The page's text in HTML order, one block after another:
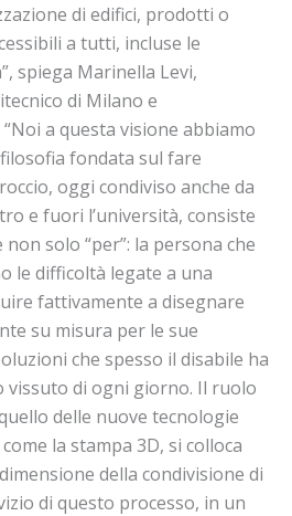
di edifici, prodotti o
a tutti, incluse le
spiega Marinella Levi,
di Milano e
a questa visione abbiamo
fondata sul fare
oggi condiviso anche da
e fuori l’università, consiste
solo “per”: la persona che
le difficoltà legate a una
fattivamente a disegnare
su misura per le sue
che spesso il disabile ha
vissuto di ogni giorno. Il ruolo
delle nuove tecnologie
la stampa 3D, si colloca
della condivisione di
di questo processo, in un